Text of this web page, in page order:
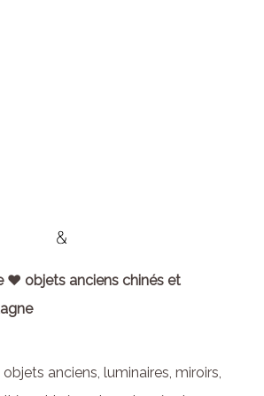
♥ objets anciens chinés et
anciens, luminaires, miroirs,